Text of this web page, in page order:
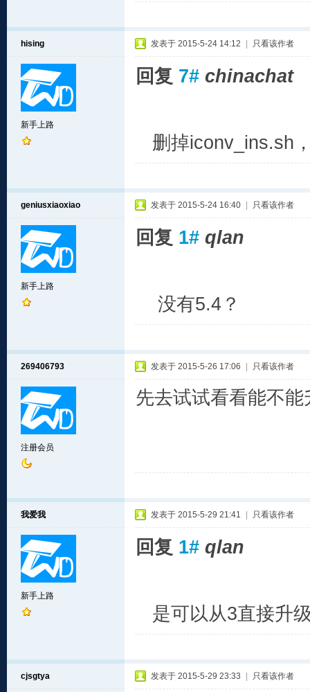
hising
新手上路
发表于 2015-5-24 14:12 只看该作者
回复 7# chinachat
删掉iconv_ins.sh
geniusxiaoxiao
新手上路
发表于 2015-5-24 16:40 只看该作者
回复 1# qlan
没有5.4？
269406793
注册会员
发表于 2015-5-26 17:06 只看该作者
先去试试看看能不能
我爱我
新手上路
发表于 2015-5-29 21:41 只看该作者
回复 1# qlan
是可以从3直接升
cjsgtya 发表于 2015-5-29 23:33 只看该作者